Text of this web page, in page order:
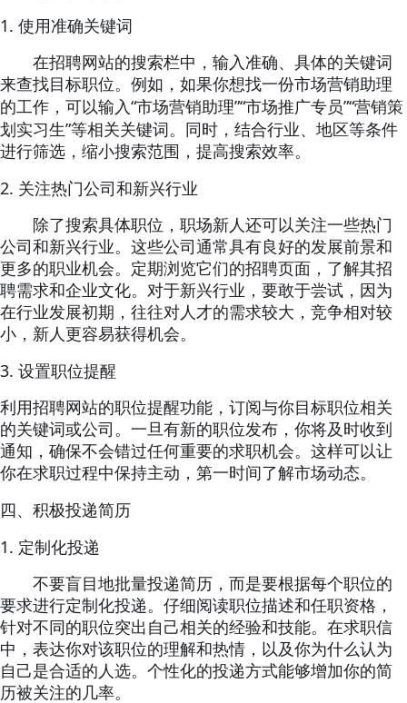
1. 使用准确关键词
在招聘网站的搜索栏中，输入准确、具体的关键词
来查找目标职位。例如，如果你想找一份市场营销助理
的工作，可以输入 “市场营销助理”“市场推广专员”“营销策
划实习生”等相关关键词。同时，结合行业、地区等条件
进行筛选，缩小搜索范围，提高搜索效率。
2. 关注热门公司和新兴行业
除了搜索具体职位，职场新人还可以关注一些热门
公司和新兴行业。这些公司通常具有良好的发展前景和
更多的职业机会。定期浏览它们的招聘页面，了解其招
聘需求和企业文化。对于新兴行业，要敢于尝试，因为
在行业发展初期，往往对人才的需求较大，竞争相对较
小，新人更容易获得机会。
3. 设置职位提醒
利用招聘网站的职位提醒功能，订阅与你目标职位相关
的关键词或公司。一旦有新的职位发布，你将及时收到
通知，确保不会错过任何重要的求职机会。这样可以让
你在求职过程中保持主动，第一时间了解市场动态。
四、积极投递简历
1. 定制化投递
不要盲目地批量投递简历，而是要根据每个职位的
要求进行定制化投递。仔细阅读职位描述和任职资格，
针对不同的职位突出自己相关的经验和技能。在求职信
中，表达你对该职位的理解和热情，以及你为什么认为
自己是合适的人选。个性化的投递方式能够增加你的简
历被关注的几率。